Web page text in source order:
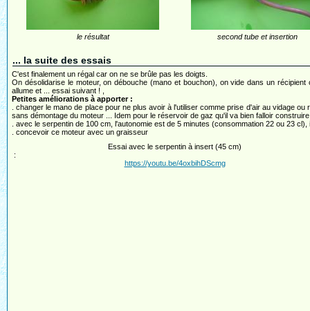
le résultat second tube et insertion
... la suite des essais
C'est finalement un régal car on ne se brûle pas les doigts.
On désolidarise le moteur, on débouche (mano et bouchon), on vide dans un
allume et ... essai suivant ! ,
Petites améliorations à apporter :
. changer le mano de place pour ne plus avoir à l'utiliser comme prise d'air au vidage
sans démontage du moteur ... Idem pour le réservoir de gaz qu'il va bien falloir
. avec le serpentin de 100 cm, l'autonomie est de 5 minutes (consommation 22 ou 23
. concevoir ce moteur avec un graisseur
Essai avec le serpentin à insert (45 cm)
:
https://youtu.be/4oxbihDScmg